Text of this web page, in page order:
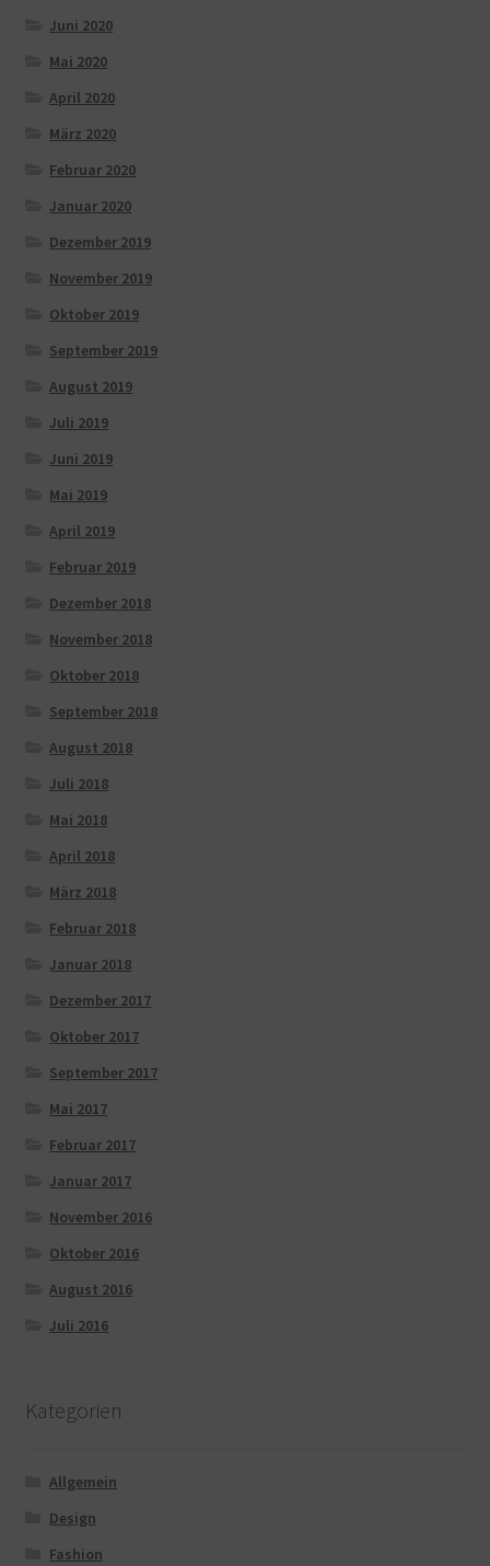
Juni 2020
Mai 2020
April 2020
März 2020
Februar 2020
Januar 2020
Dezember 2019
November 2019
Oktober 2019
September 2019
August 2019
Juli 2019
Juni 2019
Mai 2019
April 2019
Februar 2019
Dezember 2018
November 2018
Oktober 2018
September 2018
August 2018
Juli 2018
Mai 2018
April 2018
März 2018
Februar 2018
Januar 2018
Dezember 2017
Oktober 2017
September 2017
Mai 2017
Februar 2017
Januar 2017
November 2016
Oktober 2016
August 2016
Juli 2016
Kategorien
Allgemein
Design
Fashion